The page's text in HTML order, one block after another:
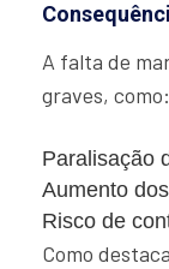
A falta de
graves, como:
Paralisação
Aumento
Risco de
Como